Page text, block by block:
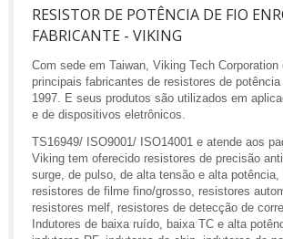
RESISTOR DE POTÊNCIA DE FIO
FABRICANTE - VIKING
Com sede em Taiwan, Viking Tech Corporation
principais fabricantes de resistores de
1997. E seus produtos são utilizados em
e de dispositivos eletrônicos.
TS16949/ ISO9001/ ISO14001 e atende aos
Viking tem oferecido resistores de precisão
surge, de pulso, de alta tensão e alta potência,
resistores de filme fino/grosso, resistores
resistores melf, resistores de detecção de
Indutores de baixa ruído, baixa TC e alta